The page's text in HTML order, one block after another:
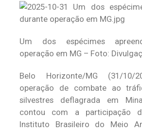
Um dos espécimes
operação em MG – Foto:
Belo Horizonte/MG (31/
operação de combate ao
silvestres deflagrada em
contou com a participação
Instituto Brasileiro do Meio